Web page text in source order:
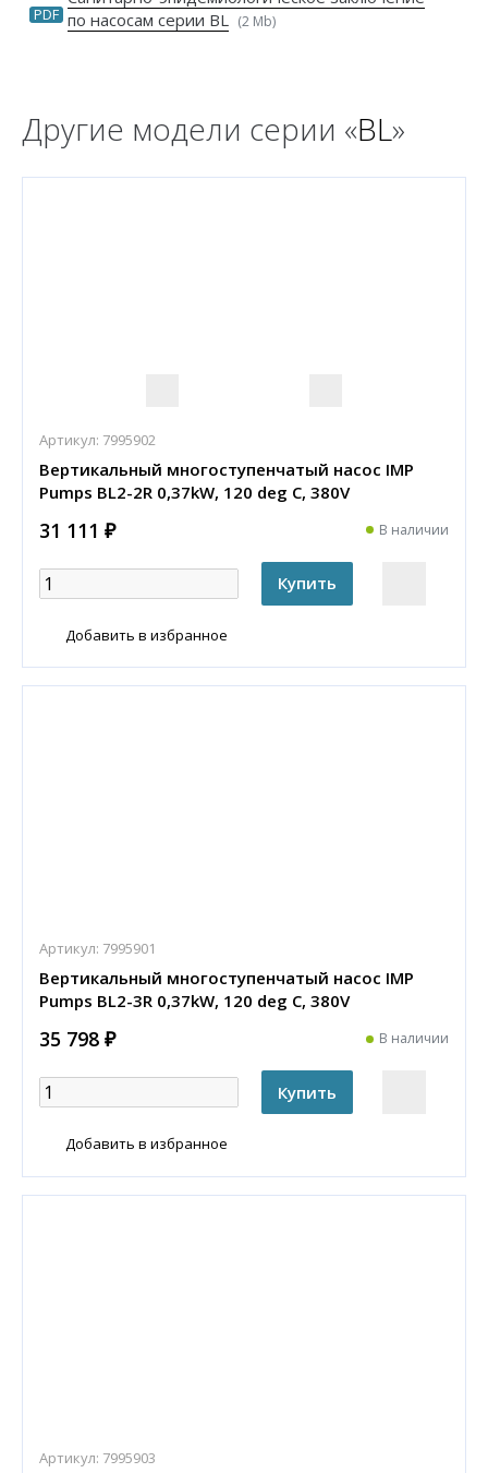
PDF по насосам серии BL
(2 Mb)
Другие модели серии «BL»
Артикул: 7995902
Вертикальный многоступенчатый насос IMP
Pumps BL2-2R 0,37kW, 120 deg C, 380V
31 111 ₽ В наличии
Добавить в избранное
Артикул: 7995901
Вертикальный многоступенчатый насос IMP
Pumps BL2-3R 0,37kW, 120 deg C, 380V
35 798 ₽ В наличии
Добавить в избранное
Артикул: 7995903